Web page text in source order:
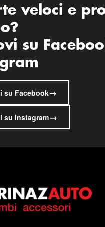
veloci e
su
su Facebook→
su Instagram→